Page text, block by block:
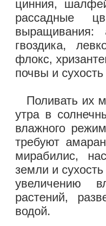
цинния,
рассадные
выращивания:
гвоздика,
флокс,
почвы и
Поливать их
утра в
влажного
требуют
мирабилис,
земли и
увеличению
растений,
водой.